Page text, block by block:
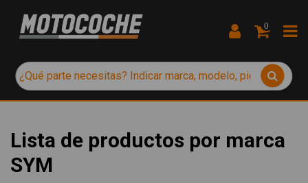
0
Lista de productos por marca
SYM